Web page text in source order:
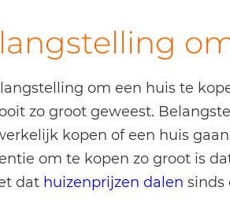
om een huis te
zo groot geweest.
kopen of een huis
om te kopen zo groot is
dat huizenprijzen dalen sinds